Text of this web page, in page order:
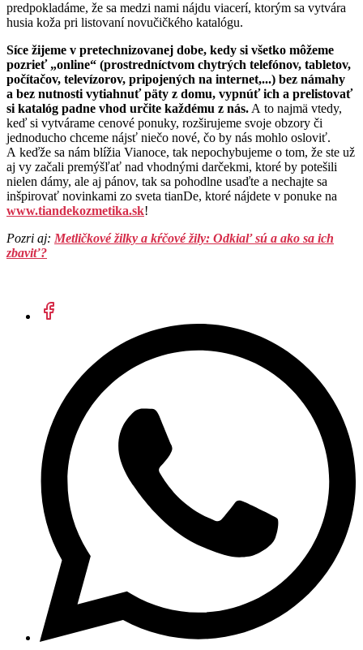
predpokladáme, že sa medzi nami nájdu viacerí, ktorým sa vytvára
husia koža pri listovaní novučičkého katalógu.
Síce žijeme v pretechnizovanej dobe, kedy si všetko môžeme
pozrieť „online“ (prostredníctvom chytrých telefónov, tabletov,
počítačov, televízorov, pripojených na internet,...) bez námahy
a bez nutnosti vytiahnuť päty z domu, vypnúť ich a prelistovať
si katalóg padne vhod určite každému z nás.A to najmä vtedy,
keď si vytvárame cenové ponuky, rozširujeme svoje obzory či
jednoducho chceme nájsť niečo nové, čo by nás mohlo osloviť.
A keďže sa nám blížia Vianoce, tak nepochybujeme o tom, že ste už
aj vy začali premýšľať nad vhodnými darčekmi, ktoré by potešili
nielen dámy, ale aj pánov, tak sa pohodlne usaďte a nechajte sa
inšpirovať novinkami zo sveta tianDe, ktoré nájdete v ponuke na
www.tiandekozmetika.sk!
Pozri aj: Metličkové žilky a kŕčové žily: Odkiaľ sú a ako sa ich
zbaviť?